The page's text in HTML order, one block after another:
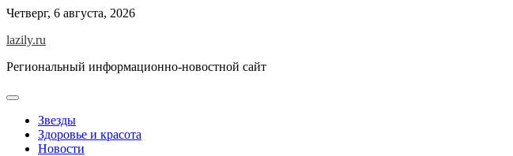
Skip
content
Четверг, 6 августа, 2026
lazily.ru
Региональный информационно-новостной сайт
Звезды
Здоровье и красота
Новости